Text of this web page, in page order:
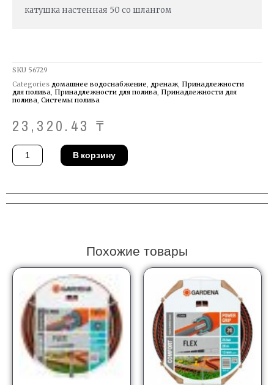
катушка настенная 50 со шлангом
SKU 56729
Categories домашнее водоснабжение, дренаж, Принадлежности
для полива, Принадлежности для полива, Принадлежности для
полива, Системы полива
23,320.43 ₸
Количество
товара
Катушка
В корзину
Похожие товары